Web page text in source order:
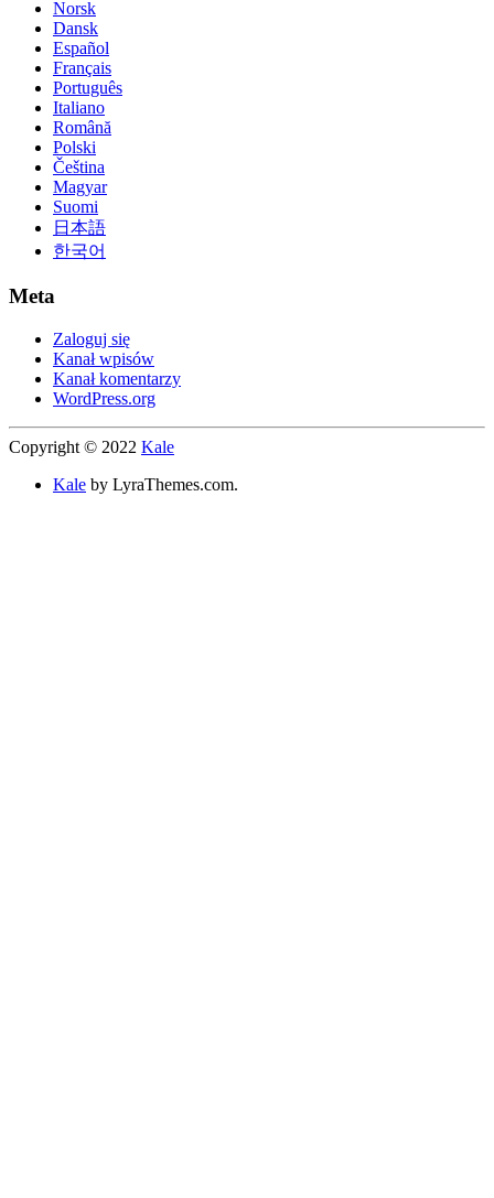
Norsk
Dansk
Español
Français
Português
Italiano
Română
Polski
Čeština
Magyar
Suomi
日本語
한국어
Meta
Zaloguj się
Kanał wpisów
Kanał komentarzy
WordPress.org
Copyright © 2022 Kale
Kale by LyraThemes.com.